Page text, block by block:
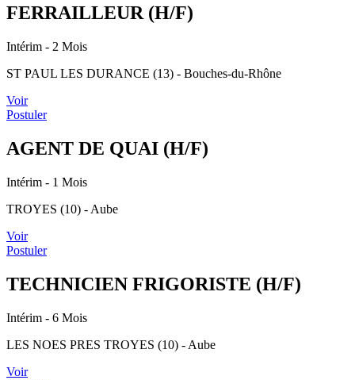
FERRAILLEUR (H/F)
Intérim - 2 Mois
ST PAUL LES DURANCE (13) - Bouches-du-Rhône
Voir
Postuler
AGENT DE QUAI (H/F)
Intérim - 1 Mois
TROYES (10) - Aube
Voir
Postuler
TECHNICIEN FRIGORISTE (H/F)
Intérim - 6 Mois
LES NOES PRES TROYES (10) - Aube
Voir